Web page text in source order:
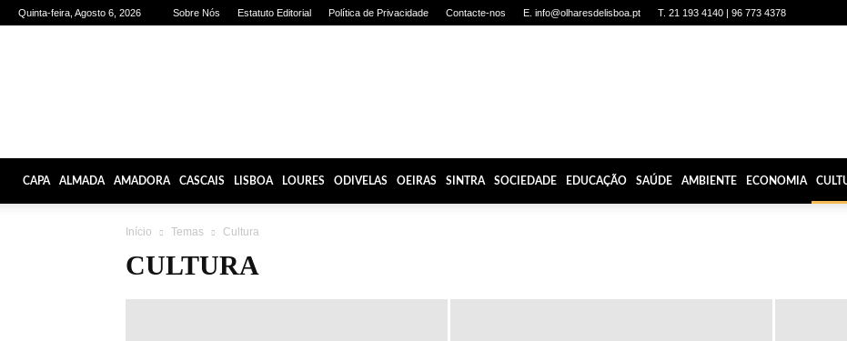
Quinta-feira, Agosto 6, 2026 Sobre Nós Estatuto Editorial Política de Privacidade Contacte-nos E. info@olharesdelisboa.pt T. 21 193 4140 | 96 773 4378
CAPA ALMADA AMADORA CASCAIS LISBOA LOURES ODIVELAS OEIRAS SINTRA SOCIEDADE EDUCAÇÃO SAÚDE AMBIENTE ECONOMIA
Início Temas Cultura
CULTURA